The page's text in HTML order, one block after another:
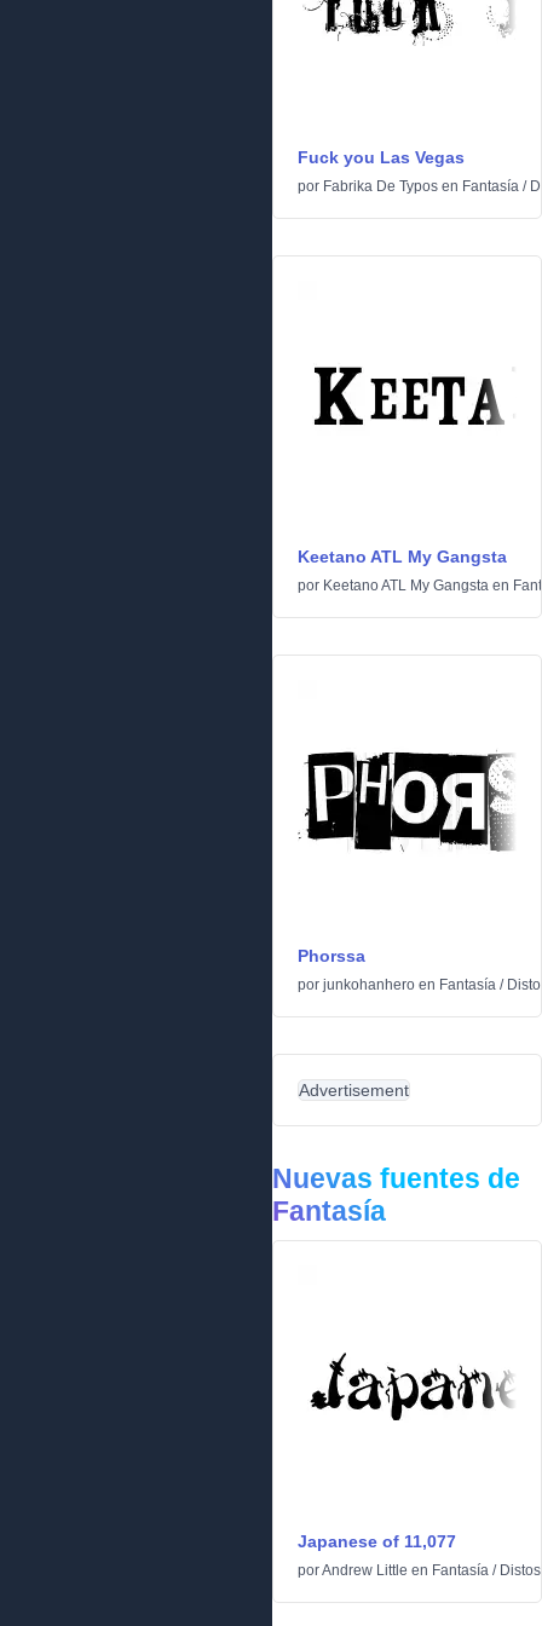
Fuck you Las Vegas
por Fabrika De Typos en Fantasía /
Keetano ATL My Gangsta
por Keetano ATL My Gangsta en
Phorssa
por junkohanhero en Fantasía /
Advertisement
Nuevas fuentes de
Fantasía
Japanese of 11,077
porAndrew Little en Fantasía /